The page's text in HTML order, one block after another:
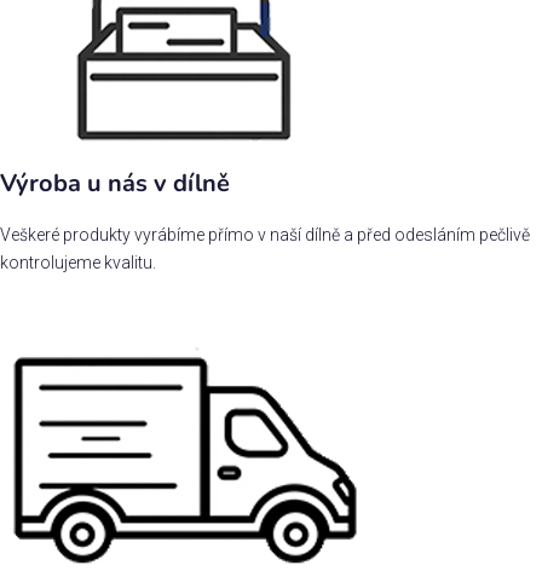
Výroba u nás v dílně
Veškeré produkty vyrábíme přímo v naší dílně a před odesláním pečlivě
kontrolujeme kvalitu.